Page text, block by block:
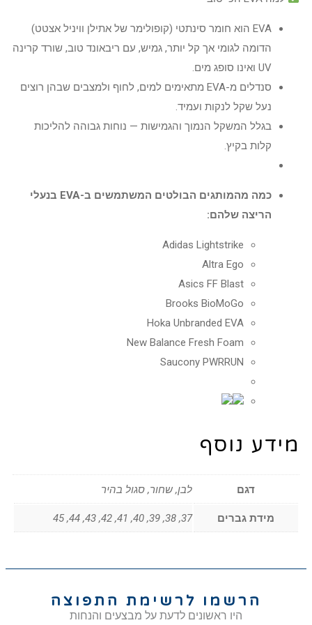
EVA הוא חומר סינתטי (קופולימר של אתילן וויניל אצטט)
הדומה לגומי אך קל יותר, גמיש, עם ריבאונד טוב, שורד קרינה
UV ואינו סופג מים.
סנדלים מ-EVA מתאימים למים, לחוף ולמצבים שבהן רוצים
נעל שקל לנקות ועמיד.
בגלל המשקל הנמוך והגמישות — נוחות גבוהה להליכות
קלות בקיץ.
כמה מהמותגים הבולטים המשתמשים ב-EVA בנעלי
הריצה שלהם:
Adidas Lightstrike
Altra Ego
Asics FF Blast
Brooks BioMoGo
Hoka Unbranded EVA
New Balance Fresh Foam
Saucony PWRRUN
מידע נוסף
דגם לבן, שחור, סגול בהיר
מידת גברים 37, 38, 39, 40, 41, 42, 43, 44, 45
הרשמו לרשימת התפוצה
היו ראשונים לדעת על מבצעים והנחות